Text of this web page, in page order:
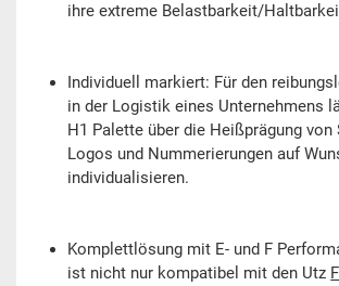
ihre extreme Belastbarkeit/
Individuell markiert: Für den
in der Logistik eines Unternehmens
H1 Palette über die Heißprägung von
Logos und Nummerierungen auf
individualisieren.
Komplettlösung mit E- und F
ist nicht nur kompatibel mit den Utz